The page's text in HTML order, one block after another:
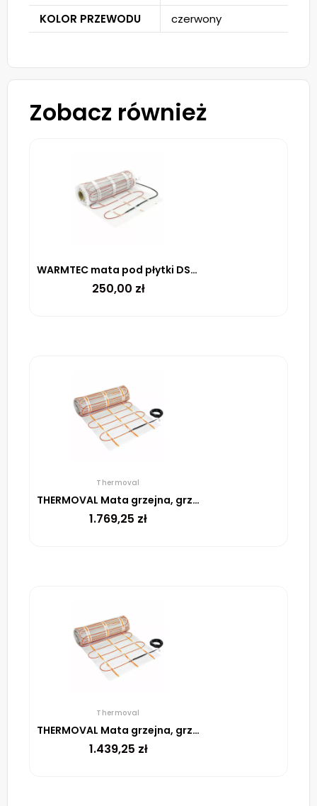
KOLOR PRZEWODU czerwony
Zobacz również
WARMTEC mata pod płytki DS2-15 170 W/m² – 1.5m²
250,00 zł
Thermoval
THERMOVAL Mata grzejna, grzewcza, elektryczna pod płytki TV TO 50 150 W/m² – 15m²
1.769,25 zł
Thermoval
THERMOVAL Mata grzejna, grzewcza, elektryczna pod płytki TV TO 50 150 W/m² – 12m²
1.439,25 zł